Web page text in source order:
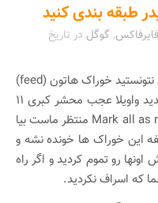
طبقه بندی کنید
فایرفاکس, گوگل در تاریخ
احتمالا براتون پیش اومده که چند روزی نتونستید خوراک هاتون (feed)
رو بخونید و وقتی هم اومدید بخونید دیدید واویلا عجب محشر کبری ۱۱
ی شده و یا بی خیال خوندن شده و Mark all as read منتظر ماست بیا
این خوراک ها خونده نشه و
یواش یواش اونها رو تموم کردید و اگر راه
که اسراف نکردید.